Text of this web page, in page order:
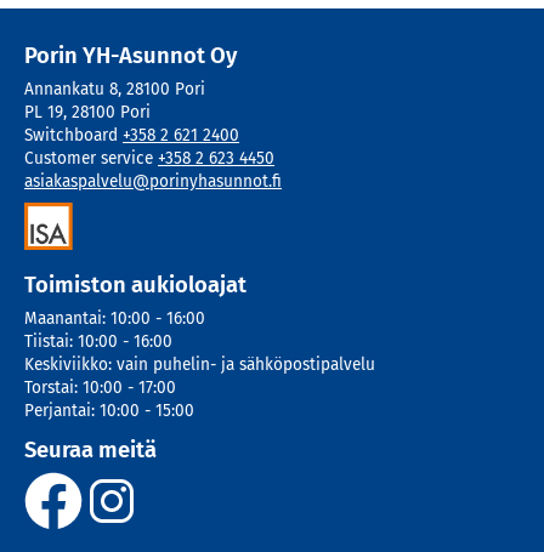
Porin YH-Asunnot Oy
Annankatu 8, 28100 Pori
PL 19, 28100 Pori
Switchboard +358 2 621 2400
Customer service +358 2 623 4450
asiakaspalvelu@porinyhasunnot.fi
Toimiston aukioloajat
Maanantai: 10:00 - 16:00
Tiistai: 10:00 - 16:00
Keskiviikko: vain puhelin- ja sähköpostipalvelu
Torstai: 10:00 - 17:00
Perjantai: 10:00 - 15:00
Seuraa meitä